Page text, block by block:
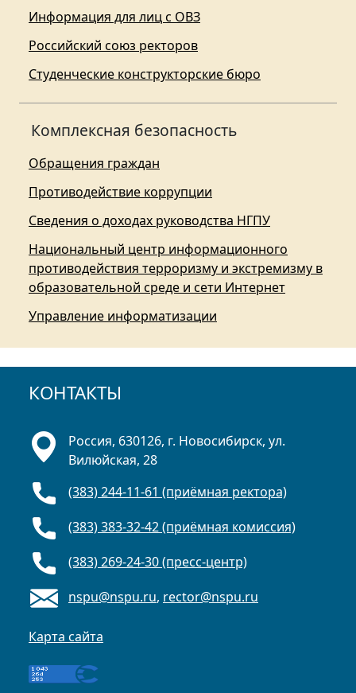
Информация для лиц с ОВЗ
Российский союз ректоров
Студенческие конструкторские бюро
Комплексная безопасность
Обращения граждан
Противодействие коррупции
Сведения о доходах руководства НГПУ
Национальный центр информационного
противодействия терроризму и экстремизму в
образовательной среде и сети Интернет
Управление информатизации
КОНТАКТЫ
Россия, 630126, г. Новосибирск, ул.
Вилюйская, 28
(383) 244-11-61 (приёмная ректора)
(383) 383-32-42 (приёмная комиссия)
(383) 269-24-30 (пресс-центр)
nspu@nspu.ru, rector@nspu.ru
Карта сайта